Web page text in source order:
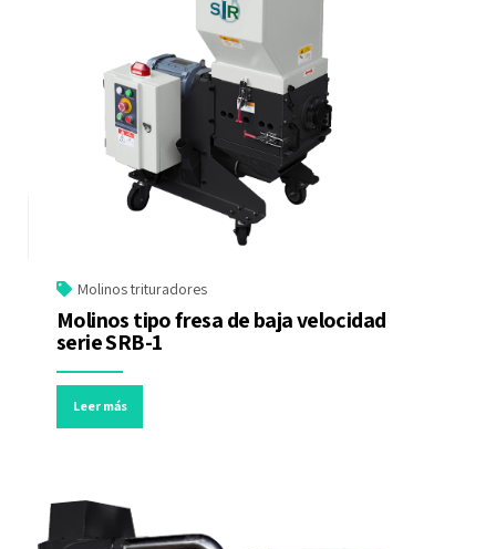
Molinos trituradores
Molinos tipo fresa de baja velocidad
serie SRB-1
Leer más